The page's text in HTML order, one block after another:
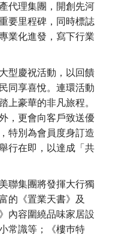
代理集團，開創先河
要里程碑，同時標誌
業化進發，寫下行業
型慶祝活動，以回饋
同享喜悅。連環活動
上豪華的非凡旅程。
，更會向客戶致送優
特別為會員度身訂造
行在即，以達成「共
聯集團將發揮大行獨
的《置業天書》及
內容圍繞品味家居設
常識等；《樓巿特